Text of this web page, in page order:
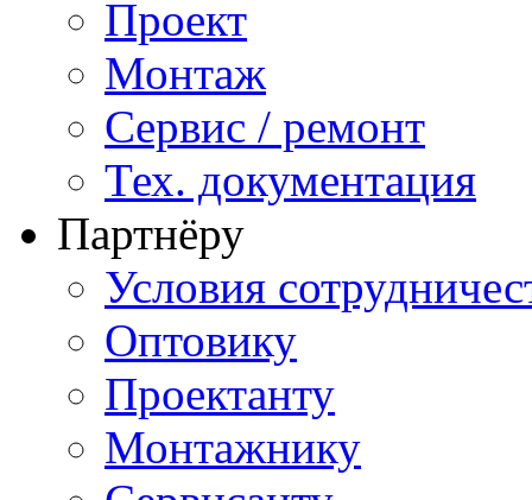
Проект
Монтаж
Сервис / ремонт
Тех. документация
Партнёру
Условия
Оптовику
Проектанту
Монтажнику